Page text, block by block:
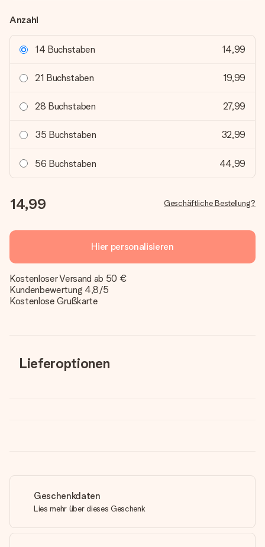
Anzahl
14 Buchstaben 14,99
21 Buchstaben 19,99
28 Buchstaben 27,99
35 Buchstaben 32,99
56 Buchstaben 44,99
14,99 Geschäftliche Bestellung?
Hier personalisieren
Kostenloser Versand ab 50 €
Kundenbewertung 4,8/5
Kostenlose Grußkarte
Lieferoptionen
Geschenkdaten
Lies mehr über dieses Geschenk